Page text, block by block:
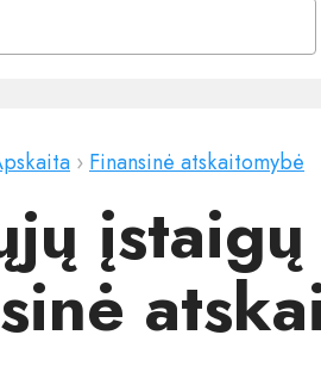
› Finansinė atskaitomybė